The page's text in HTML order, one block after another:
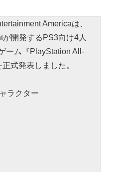
Americaは、
開発するPS3向け4人
ーム『PlayStation All-
式発表しました。
ラクター